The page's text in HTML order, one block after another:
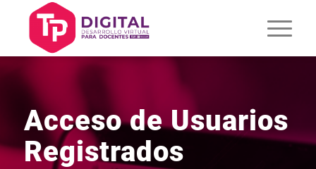
Acceso de Usuarios
Registrados